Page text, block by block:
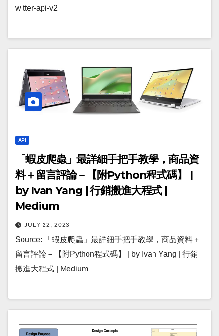
witter-api-v2
API
「蝦皮爬蟲」最詳細手把手教學，商品資
料＋留言評論－【附Python程式碼】 |
by Ivan Yang | 行銷搬進大程式 |
Medium
JULY 22, 2023
Source: 「蝦皮爬蟲」最詳細手把手教學，商品資料＋
留言評論－【附Python程式碼】 | by Ivan Yang | 行銷
搬進大程式 | Medium